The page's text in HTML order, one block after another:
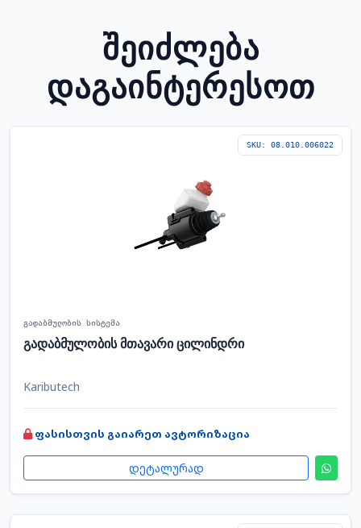
ᲨᲔᲘᲫᲚᲔᲑᲐ
ᲓᲐᲒᲐᲘᲜᲢᲔᲠᲔᲡᲝᲗ
SKU: 08.010.006022
გადაბმულობის სისტემა
გადაბმულობის მთავარი ცილინდრი
Kaributech
ფასისთვის გაიარეთ ავტორიზაცია
დეტალურად